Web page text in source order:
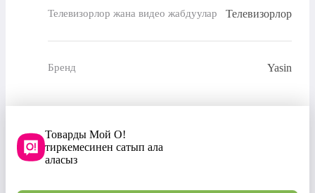
Телевизорлор жана видео жабдуулар Телевизорлор
Бренд Yasin
Товарды Мой О!
тиркемесинен сатып ала
аласыз